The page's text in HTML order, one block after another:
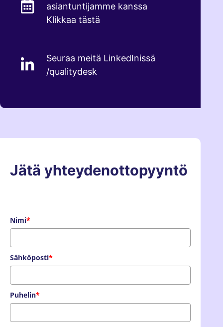
asiantuntijamme kanssa
Klikkaa tästä
Seuraa meitä LinkedInissä
/qualitydesk
Jätä yhteydenottopyyntö
Nimi*
Sähköposti*
Puhelin*